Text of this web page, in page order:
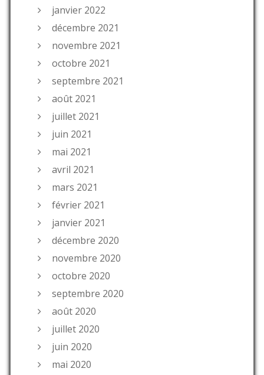
janvier 2022
décembre 2021
novembre 2021
octobre 2021
septembre 2021
août 2021
juillet 2021
juin 2021
mai 2021
avril 2021
mars 2021
février 2021
janvier 2021
décembre 2020
novembre 2020
octobre 2020
septembre 2020
août 2020
juillet 2020
juin 2020
mai 2020